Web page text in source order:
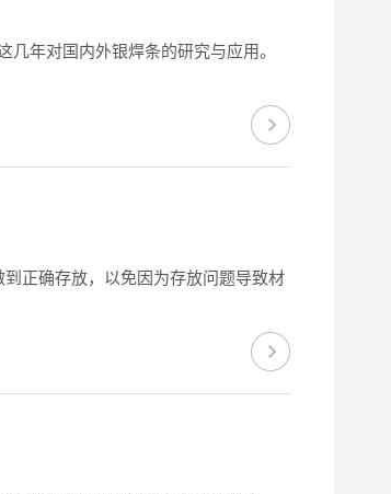
年对国内外银焊条的研究与应用。
正确存放，以免因为存放问题导致材